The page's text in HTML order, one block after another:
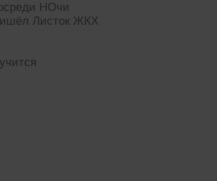
НОчи
Листок ЖКХ